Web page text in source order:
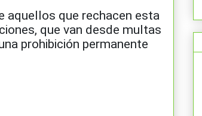
aquellos que rechacen esta
que van desde multas
prohibición permanente